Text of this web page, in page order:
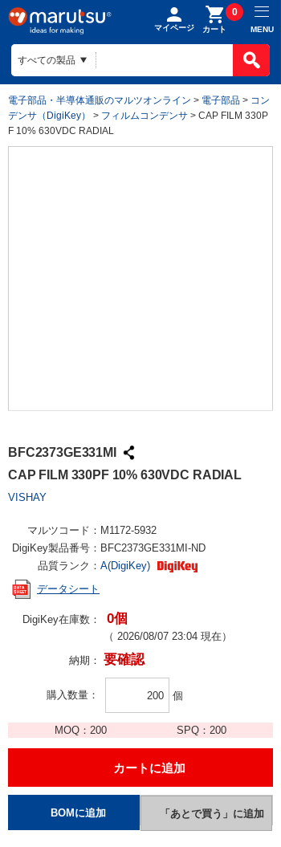
マイページ カート
0
MENU
電子部品・半導体通販のマルツオンライン > 電子部品 > コン
デンサ（DigiKey）
> フィルムコンデンサ > CAP FILM 330P
F 10% 630VDC RADIAL
BFC2373GE331MI
CAP FILM 330PF 10% 630VDC RADIAL
VISHAY
マルツコード： M1172-5932
DigiKey製品番号： BFC2373GE331MI-ND
品質ランク： A(DigiKey)
データシート
DigiKey在庫数： 0個
（ 2026/08/07 23:04 現在）
納期： 要確認
購入数量 個
MOQ：200 SPQ： 200